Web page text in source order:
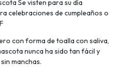
Se visten para su día
celebraciones de cumpleaños o
con forma de toalla con saliva,
nunca ha sido tan fácil y
manchas.